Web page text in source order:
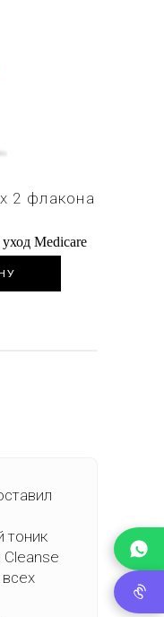
2 флакона
Medicare
тоник
Cleanse